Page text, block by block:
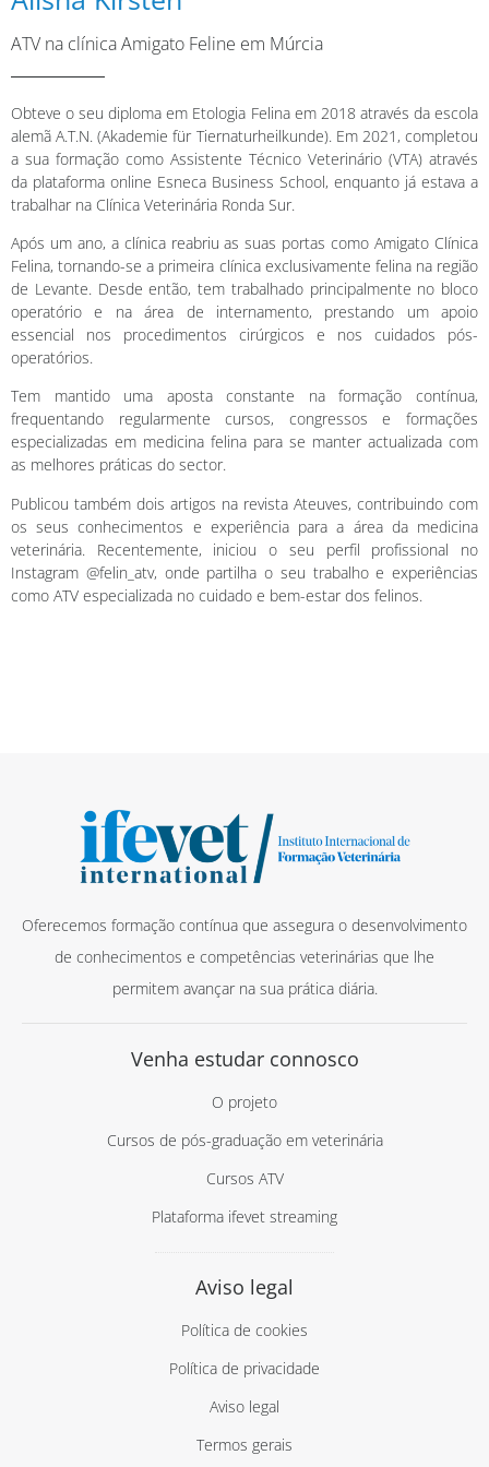
ATV na clínica Amigato Feline em Múrcia
Obteve o seu diploma em Etologia Felina em 2018 através da escola
alemã A.T.N. (Akademie für Tiernaturheilkunde). Em 2021, completou
a sua formação como Assistente Técnico Veterinário (VTA) através
da plataforma online Esneca Business School, enquanto já estava a
trabalhar na Clínica Veterinária Ronda Sur.
Após um ano, a clínica reabriu as suas portas como Amigato Clínica
Felina, tornando-se a primeira clínica exclusivamente felina na região
de Levante. Desde então, tem trabalhado principalmente no bloco
operatório e na área de internamento, prestando um apoio
essencial nos procedimentos cirúrgicos e nos cuidados pós-
operatórios.
Tem mantido uma aposta constante na formação contínua,
frequentando regularmente cursos, congressos e formações
especializadas em medicina felina para se manter actualizada com
as melhores práticas do sector.
Publicou também dois artigos na revista Ateuves, contribuindo com
os seus conhecimentos e experiência para a área da medicina
veterinária. Recentemente, iniciou o seu perfil profissional no
Instagram @felin_atv, onde partilha o seu trabalho e experiências
como ATV especializada no cuidado e bem-estar dos felinos.
Oferecemos formação contínua que assegura o desenvolvimento
de conhecimentos e competências veterinárias que lhe
permitem avançar na sua prática diária.
Venha estudar connosco
O projeto
Cursos de pós-graduação em veterinária
Cursos ATV
Plataforma ifevet streaming
Aviso legal
Política de cookies
Política de privacidade
Aviso legal
Termos gerais